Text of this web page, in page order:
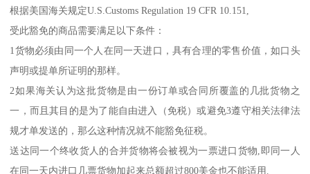
根据美国海关规定U.S.Customs Regulation 19 CFR 10.151,
受此豁免的商品需要满足以下条件：
1货物必须由同一个人在同一天进口，具有合理的零售价值，如口头
声明或提单所证明的那样。
2如果海关认为这批货物是由一份订单或合同所覆盖的几批货物之
一，而且其目的是为了能自由进入（免税）或避免3遵守相关法律法
规才单发送的，那么这种情况就不能豁免征税。
送达同一个终收货人的合并货物将会被视为一票进口货物,即同一人
在同一天内进口几票货物加起来总额超过800美金也不能适用.